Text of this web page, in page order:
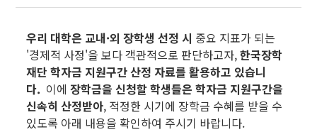
우리 대학은 교내·외 장학생 선정 시 중요 지표가 되는
'경제적 사정'을 보다 객관적으로 판단하고자,한국장학
재단 학자금 지원구간 산정 자료를 활용하고 있습니
다. 이에장학금을 신청할 학생들은 학자금 지원구간을
신속히 산정받아, 적정한 시기에 장학금 수혜를 받을 수
있도록 아래 내용을 확인하여 주시기 바랍니다.